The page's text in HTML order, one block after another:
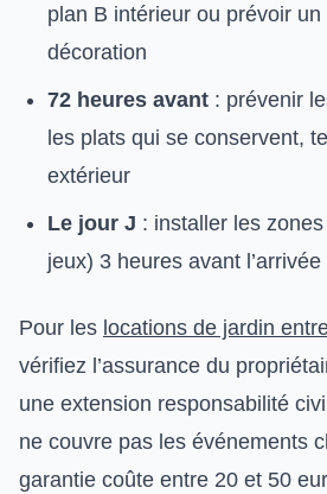
plan B intérieur ou prévoir
décoration
72 heures avant : prévenir
les plats qui se conservent,
extérieur
Le jour J : installer les
jeux) 3 heures avant
Pour les locations de jardin
vérifiez l’assurance du
une extension responsabilité
ne couvre pas les événements
garantie coûte entre 20 et 50